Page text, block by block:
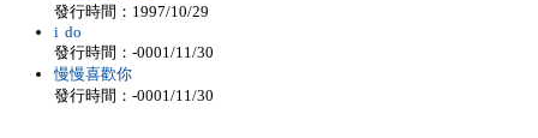
發行時間：1997/10/29
i do
發行時間：-0001/11/30
慢慢喜歡你
發行時間：-0001/11/30